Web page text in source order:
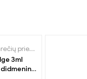
priedai
3ml